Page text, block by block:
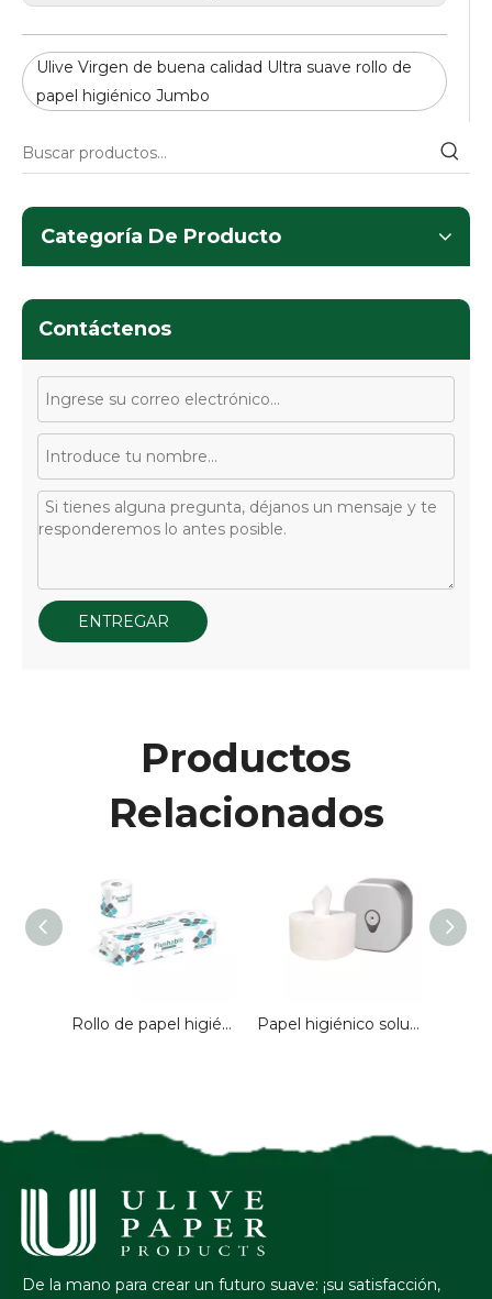
Ulive Virgen de buena calidad Ultra suave rollo de
papel higiénico Jumbo
Categoría De Producto
Contáctenos
ENTREGAR
Productos
Relacionados
Rollo de papel higiénico de pulpa pura, rollo de papel tisú de 3 capas, rollo estándar, desechable, para habitación de huéspedes de Hotel, baño, venta al por mayor, personalizado Papel higiénico soluble en agua de 2 capas de papel higiénico en rollo gigante de tracción central de 600g personalizado para cuarto de lavado del hotel
De la mano para crear un futuro suave: ¡su satisfacción,